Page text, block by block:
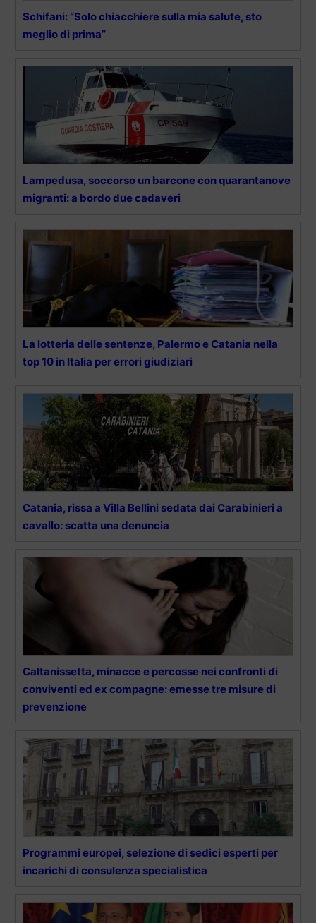
Schifani: “Solo chiacchiere sulla mia salute, sto
meglio di prima”
Lampedusa, soccorso un barcone con quarantanove
migranti: a bordo due cadaveri
La lotteria delle sentenze, Palermo e Catania nella
top 10 in Italia per errori giudiziari
Catania, rissa a Villa Bellini sedata dai Carabinieri a
cavallo: scatta una denuncia
Caltanissetta, minacce e percosse nei confronti di
conviventi ed ex compagne: emesse tre misure di
prevenzione
Programmi europei, selezione di sedici esperti per
incarichi di consulenza specialistica